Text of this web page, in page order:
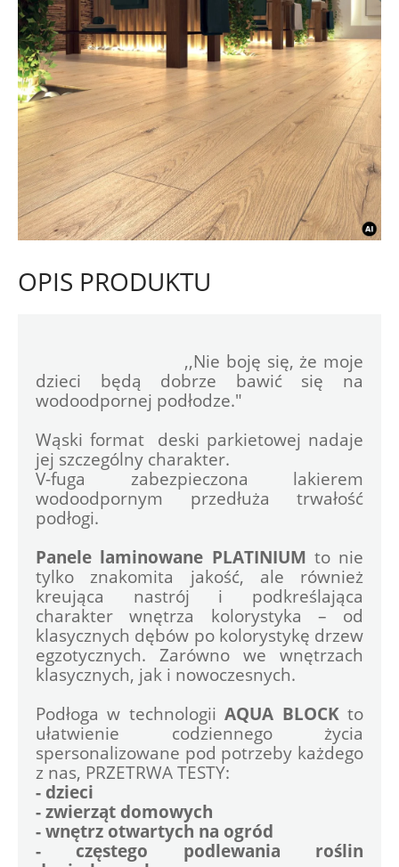
OPIS PRODUKTU
dzieci będą dobrze bawić się na
wodoodpornej podłodze."
Wąski format  deski parkietowej nadaje
jej szczególny charakter.
V-fuga zabezpieczona lakierem
wodoodpornym przedłuża trwałość
podłogi.
Panele laminowane PLATINIUM to nie
tylko znakomita jakość, ale również
kreująca nastrój i podkreślająca
charakter wnętrza kolorystyka – od
klasycznych dębów po kolorystykę drzew
egzotycznych. Zarówno we wnętrzach
klasycznych, jak i nowoczesnych.
Podłoga w technologii AQUA BLOCK to
ułatwienie codziennego życia
spersonalizowane pod potrzeby każdego
z nas, PRZETRWA TESTY:
- dzieci
- zwierząt domowych
- wnętrz otwartych na ogród
- częstego podlewania roślin